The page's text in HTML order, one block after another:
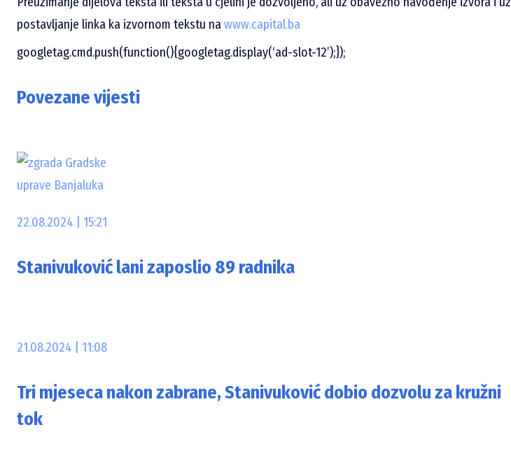
postavljanje linka ka izvornom tekstu nawww.capital.ba
googletag.cmd.push(function(){googletag.display(‘ad-slot-12’);});
Povezane vijesti
22.08.2024 | 15:21
Stanivuković lani zaposlio 89 radnika
21.08.2024 | 11:08
Tri mjeseca nakon zabrane, Stanivuković dobio dozvolu za kružni
tok